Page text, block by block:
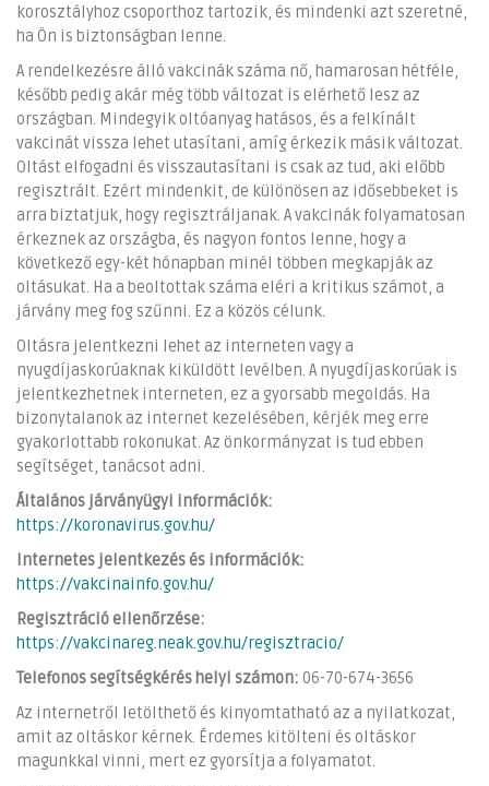
korosztályhoz csoporthoz tartozik, és mindenki azt szeretné,
ha Ön is biztonságban lenne.
A rendelkezésre álló vakcinák száma nő, hamarosan hétféle,
később pedig akár még több változat is elérhető lesz az
országban. Mindegyik oltóanyag hatásos, és a felkínált
vakcinát vissza lehet utasítani, amíg érkezik másik változat.
Oltást elfogadni és visszautasítani is csak az tud, aki előbb
regisztrált. Ezért mindenkit, de különösen az idősebbeket is
arra biztatjuk, hogy regisztráljanak. A vakcinák folyamatosan
érkeznek az országba, és nagyon fontos lenne, hogy a
következő egy-két hónapban minél többen megkapják az
oltásukat. Ha a beoltottak száma eléri a kritikus számot, a
járvány meg fog szűnni. Ez a közös célunk.
Oltásra jelentkezni lehet az interneten vagy a
nyugdíjaskorúaknak kiküldött levélben. A nyugdíjaskorúak is
jelentkezhetnek interneten, ez a gyorsabb megoldás. Ha
bizonytalanok az internet kezelésében, kérjék meg erre
gyakorlottabb rokonukat. Az önkormányzat is tud ebben
segítséget, tanácsot adni.
Általános járványügyi információk:
https://koronavirus.gov.hu/
Internetes jelentkezés és információk:
https://vakcinainfo.gov.hu/
Regisztráció ellenőrzése:
https://vakcinareg.neak.gov.hu/regisztracio/
Telefonos segítségkérés helyi számon: 06-70-674-3656
Az internetről letölthető és kinyomtatható az a nyilatkozat,
amit az oltáskor kérnek. Érdemes kitölteni és oltáskor
magunkkal vinni, mert ez gyorsítja a folyamatot.